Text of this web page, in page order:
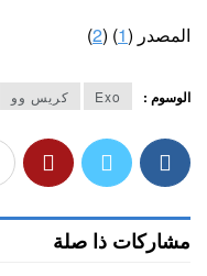
المصدر (1
) (
2
)
الوسوم : Exo كريس وو
مشاركات ذا صلة